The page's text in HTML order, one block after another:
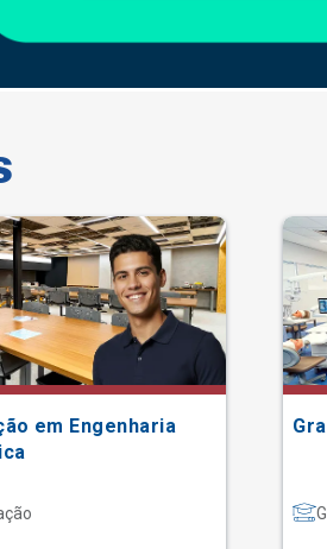
em Engenharia